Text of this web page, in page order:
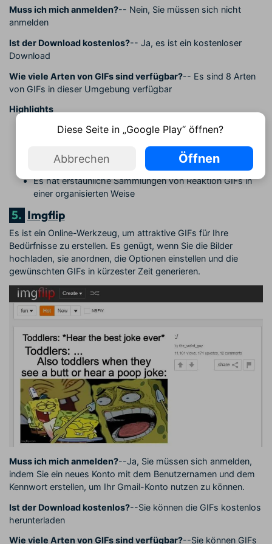
Muss ich mich anmelden?-- Nein, Sie müssen sich nicht
anmelden
Ist der Download kostenlos?-- Ja, es ist ein kostenloser
Download
Wie viele Arten von GIFs sind verfügbar?-- Es sind 8 Arten
von GIFs in dieser Umgebung verfügbar
Highlights
Einfacher Zugriff auf den richtigen Typ von Reaktions-
Sie können alle Arten von Reaktions-GIFs wie Ja, Nein,
Es hat erstaunliche Sammlungen von Reaktion GIFs in
einer organisierten Weise
5. Imgflip
Es ist ein Online-Werkzeug, um attraktive GIFs für Ihre
Bedürfnisse zu erstellen. Es genügt, wenn Sie die Bilder
hochladen, sie anordnen, die Optionen einstellen und die
gewünschten GIFs in kürzester Zeit generieren.
Muss ich mich anmelden?--Ja, Sie müssen sich anmelden,
indem Sie ein neues Konto mit dem Benutzernamen und dem
Kennwort erstellen, um Ihr Gmail-Konto nutzen zu können.
Ist der Download kostenlos?--Sie können die GIFs kostenlos
herunterladen
Wie viele Arten von GIFs sind verfügbar?--Sie können GIFs
Diese Seite in „Google Play“ öffnen?
Abbrechen Öffnen